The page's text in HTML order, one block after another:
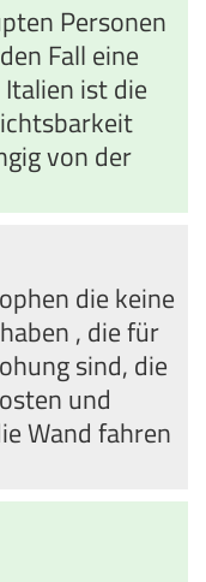
Personen
Fall eine
ist die
von der
die keine
, die für
sind, die
und
Wand fahren